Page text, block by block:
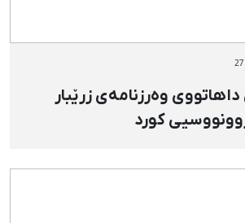
وەرزنامەی زرێبار
کورد